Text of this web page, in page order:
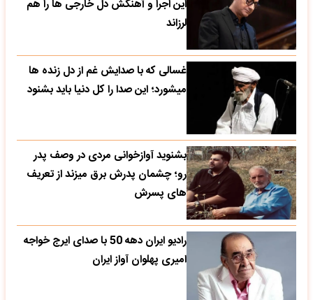
این اجرا و آهنگش دل خارجی ها را هم
لرزاند
غسالی که با صدایش غم از دل زنده ها
میشورد؛ این صدا را کل دنیا باید بشنود
بشنوید آوازخوانی مردی در وصف پدر
رو؛ چشمان پدرش برق میزند از تعریف
های پسرش
رادیو ایران دهه 50 با صدای ایرج خواجه
امیری پهلوان آواز ایران